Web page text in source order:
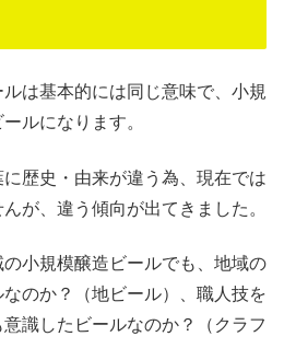
は基本的には同じ意味で、小規
ルになります。
歴史・由来が違う為、現在では
が、違う傾向が出てきました。
小規模醸造ビールでも、地域の
のか？（地ビール）、職人技を
識したビールなのか？（クラフ